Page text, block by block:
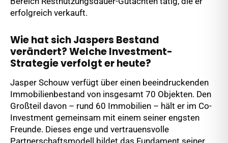
erfolgreich verkauft.
Wie hat sich Jaspers Bestand
verändert? Welche Investment-
Strategie verfolgt er heute?
Jasper Schouw verfügt über einen beeindruckenden
Immobilienbestand von insgesamt 70 Objekten. Den
Großteil davon – rund 60 Immobilien – hält er im Co-
Investment gemeinsam mit einem seiner engsten
Freunde. Dieses enge und vertrauensvolle
Partnerschaftsmodell bildet das Fundament seiner